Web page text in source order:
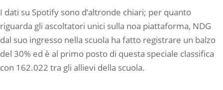
I dati su Spotify sono d’altronde chiari; per quanto
riguarda gli ascoltatori unici sulla noa piattaforma, NDG
dal suo ingresso nella scuola ha fatto registrare un balzo
del 30% ed è al primo posto di questa speciale classifica
con 162.022 tra gli allievi della scuola.